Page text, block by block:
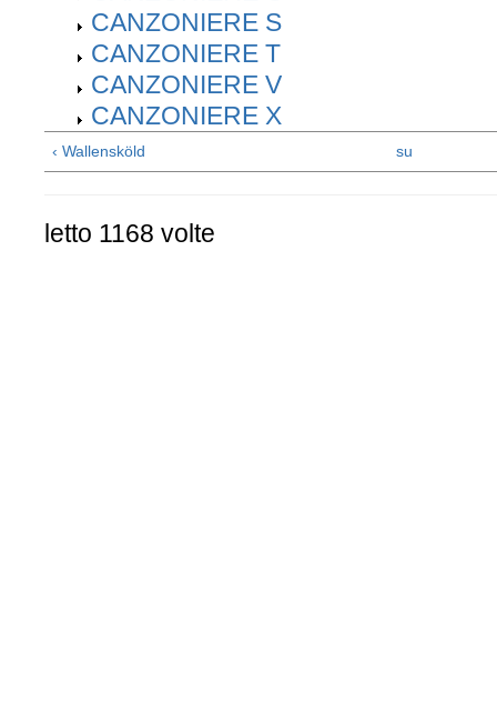
CANZONIERE S
CANZONIERE T
CANZONIERE V
CANZONIERE X
‹ Wallensköld su
letto 1168 volte